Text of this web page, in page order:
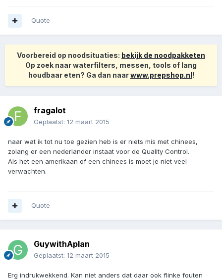
Quote
Voorbereid op noodsituaties: bekijk de noodpakketen
Op zoek naar waterfilters, messen, tools of lang
houdbaar eten? Ga dan naarwww.prepshop.nl!
fragalot
Geplaatst: 12 maart 2015
naar wat ik tot nu toe gezien heb is er niets mis met chinees,
zolang er een nederlander instaat voor de Quality Control.
Als het een amerikaan of een chinees is moet je niet veel
verwachten.
Quote
GuywithAplan
Geplaatst: 12 maart 2015
Erg indrukwekkend. Kan niet anders dat daar ook flinke fouten